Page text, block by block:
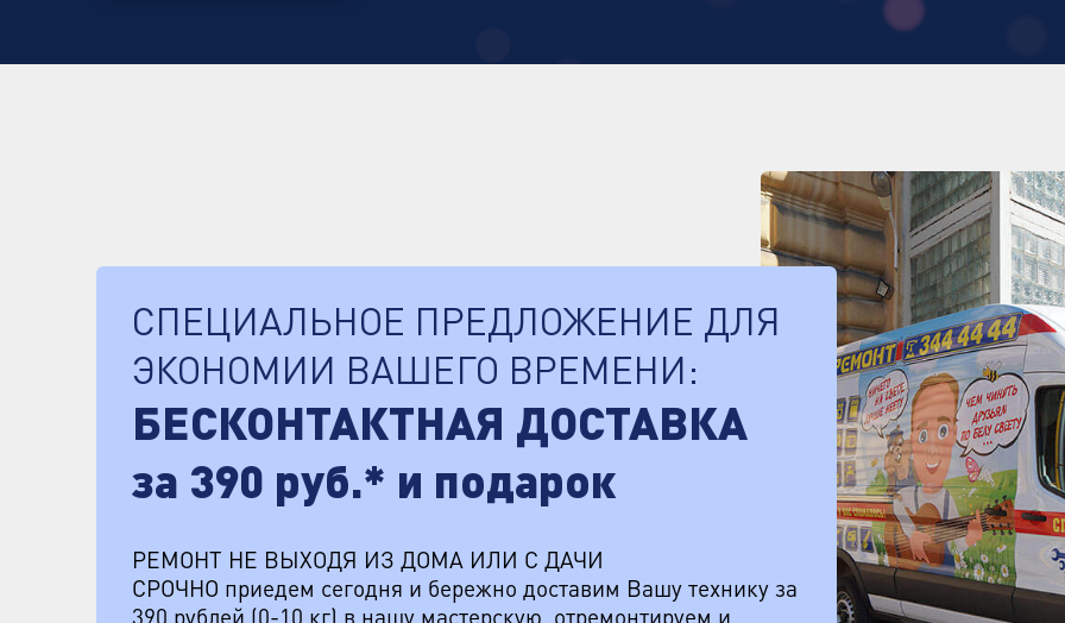
СПЕЦИАЛЬНОЕ ПРЕДЛОЖЕНИЕ ДЛЯ
ЭКОНОМИИ ВАШЕГО ВРЕМЕНИ:
БЕСКОНТАКТНАЯ ДОСТАВКА
за 390 руб.* и подарок
РЕМОНТ НЕ ВЫХОДЯ ИЗ ДОМА ИЛИ С ДАЧИ
СРОЧНО приедем сегодня и бережно доставим Вашу технику за
390 рублей (0-10 кг) в нашу мастерскую, отремонтируем и